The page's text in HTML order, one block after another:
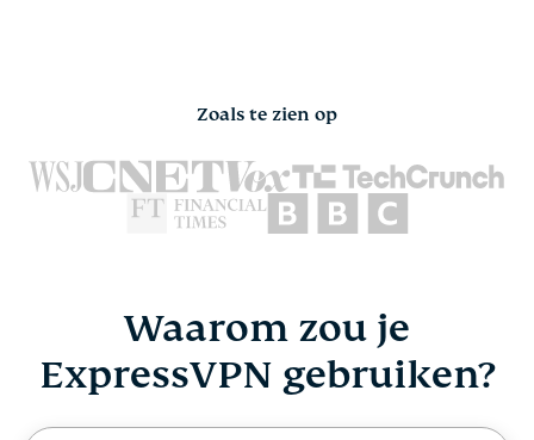
Zoals te zien op
Waarom zou je
ExpressVPN gebruiken?